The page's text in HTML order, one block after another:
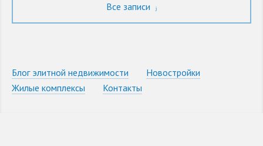
Все записи
Блог элитной недвижимости
Новостройки
Жилые комплексы
Контакты